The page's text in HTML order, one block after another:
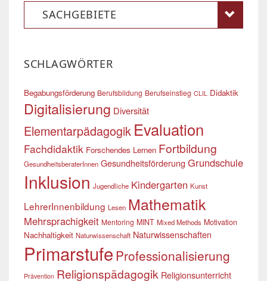
SACHGEBIETE
SCHLAGWÖRTER
Begabungsförderung Berufsbildung Berufseinstieg CLIL Didaktik
Digitalisierung Diversität
Elementarpädagogik Evaluation
Fachdidaktik Forschendes Lernen Fortbildung
GesundheitsberaterInnen Gesundheitsförderung Grundschule
Inklusion Jugendliche Kindergarten Kunst
LehrerInnenbildung Lesen Mathematik
Mehrsprachigkeit Mentoring MINT Mixed Methods Motivation
Nachhaltigkeit Naturwissenschaft Naturwissenschaften
Primarstufe Professionalisierung
Prävention Religionspädagogik Religionsunterricht